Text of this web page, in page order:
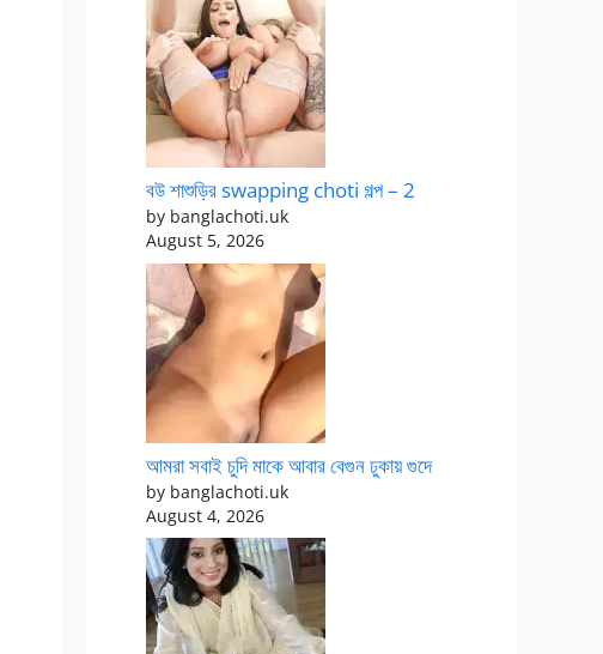
বউ শাশুড়ির swapping choti গল্প – 2
by banglachoti.uk
August 5, 2026
আমরা সবাই চুদি মাকে আবার বেগুন ঢুকায় গুদে
by banglachoti.uk
August 4, 2026